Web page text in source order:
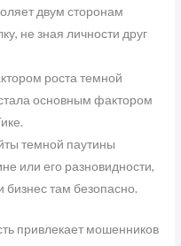
двум сторонам
не зная личности друг
роста темной
основным фактором
темной паутины
или его разновидности,
бизнес там безопасно.
привлекает мошенников